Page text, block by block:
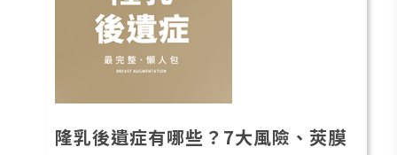
隆乳後遺症有哪些？7大風險、莢膜